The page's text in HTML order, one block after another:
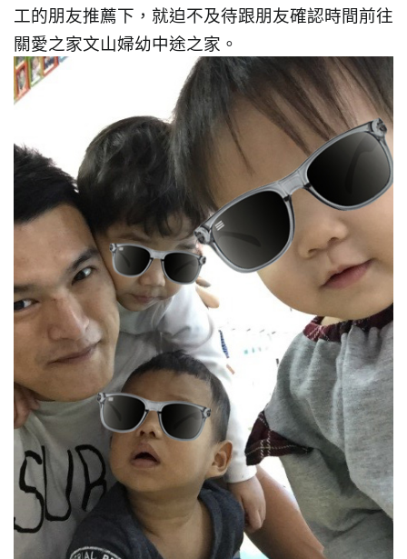
工的朋友推薦下，就迫不及待跟朋友確認時間前往
關愛之家文山婦幼中途之家。